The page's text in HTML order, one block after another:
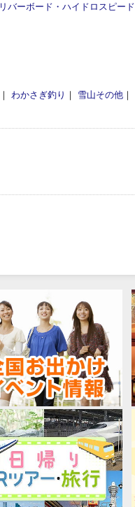
リバーボード・ハイドロスピード
｜ わかさぎ釣り ｜ 雪山その他 ｜